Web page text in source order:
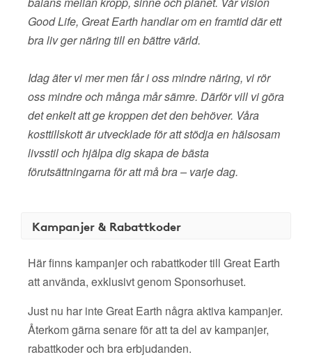
Good Life, Great Earth handlar om en framtid där ett
bra liv ger näring till en bättre värld.
Idag äter vi mer men får i oss mindre näring, vi rör
oss mindre och många mår sämre. Därför vill vi göra
det enkelt att ge kroppen det den behöver. Våra
kosttillskott är utvecklade för att stödja en hälsosam
livsstil och hjälpa dig skapa de bästa
förutsättningarna för att må bra – varje dag.
Kampanjer & Rabattkoder
Här finns kampanjer och rabattkoder till Great Earth
att använda, exklusivt genom Sponsorhuset.
Just nu har inte Great Earth några aktiva kampanjer.
Återkom gärna senare för att ta del av kampanjer,
rabattkoder och bra erbjudanden.